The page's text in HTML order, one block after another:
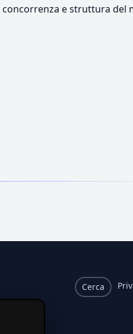
e struttura del
Cerca